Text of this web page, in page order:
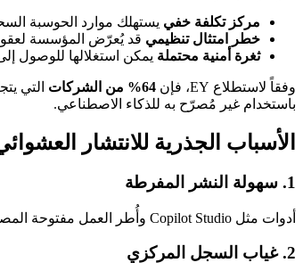
مركز تكلفة خفي يستهلك موارد الحوسبة
خطر امتثال تنظيمي قد يُعرّض المؤسسة
ثغرة أمنية محتملة يمكن استغلالها للوصول إلى
وفقاً لاستطلاع EY، فإن 64% من الشركات
التي
باستخدام غير مُصرّح به للذكاء الاصطناعي.
الأسباب الجذرية للانتشار
1. سهولة النشر المفرطة
أدوات مثل Copilot Studio وأُطر العمل مفتوحة المصدر جعلت إطلاق وكيل ذكاء اصطناعي أمراً يمكن لأي موظف القيام به في دقائق. هذه الديمقراطية في الوصول، رغم فوائدها، خلقت فوضى تنظيمية.
2. غياب السجل المركزي